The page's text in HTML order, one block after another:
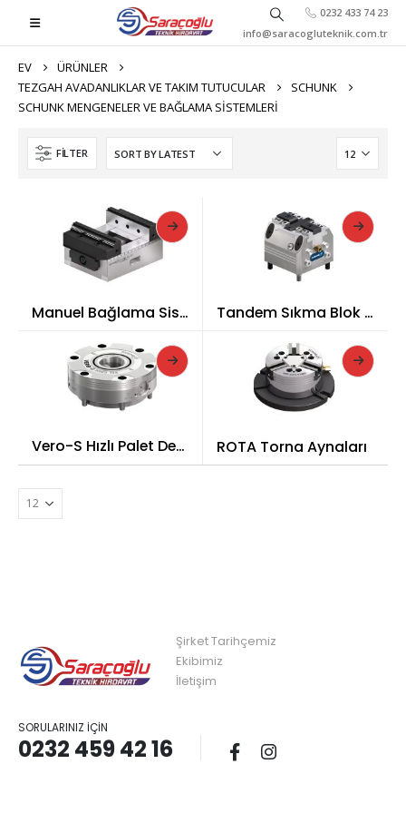
0232 433 74 23
info@saracogluteknik.com.tr
EV
ÜRÜNLER
TEZGAH AVADANLIKLAR VE TAKIM TUTUCULAR
SCHUNK
SCHUNK MENGENELER VE BAĞLAMA SISTEMLERI
FILTER
Manuel Bağlama Sistemleri Tandem Sıkma Blok Sistemleri
Vero-S Hızlı Palet Değiştirme Sistemleri ROTA Torna Aynaları
Şirket Tarihçemiz
Ekibimiz
İletişim
SORULARINIZ İÇIN
0232 459 42 16